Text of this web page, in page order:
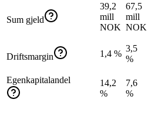
Sum gjeld
39,2
mill
NOK
67,5
mill
NOK
Driftsmargin 1,4 %
3,5
%
Egenkapitalandel
14,2
%
7,6
%